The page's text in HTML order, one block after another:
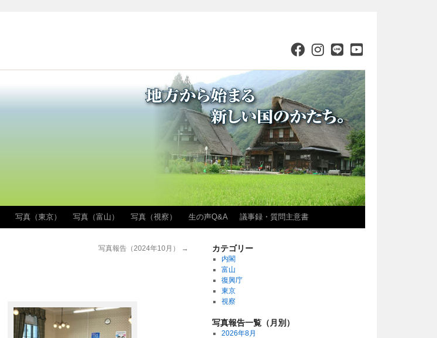
写真（東京） 写真（富山） 写真（視察） 生の声Q&A 議事録・質問主意書
写真報告（2024年10月） → カテゴリー
内閣
富山
復興庁
東京
視察
写真報告一覧（月別）
2026年8月